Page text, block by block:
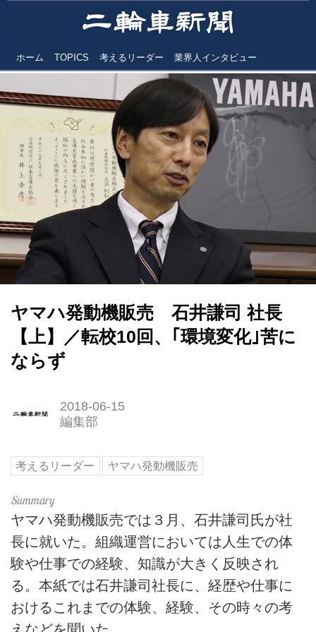
ホーム TOPICS 考えるリーダー 業界人インタビュー
ヤマハ発動機販売 石井謙司 社長
【上】／転校10回、｢環境変化｣苦に
ならず
2018-06-15
編集部
考えるリーダー ヤマハ発動機販売
ヤマハ発動機販売では３月、石井謙司氏が社
長に就いた。組織運営においては人生での体
験や仕事での経験、知識が大きく反映され
る。本紙では石井謙司社長に、経歴や仕事に
おけるこれまでの体験、経験、その時々の考